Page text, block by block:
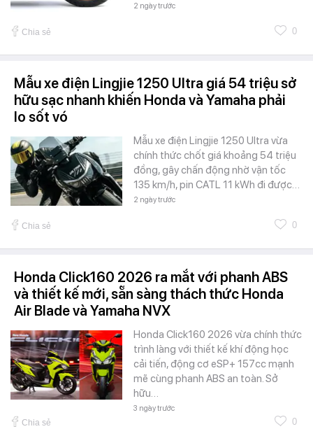
2 ngày trước
Chia sẻ 0
Mẫu xe điện Lingjie 1250 Ultra giá 54 triệu sở
hữu sạc nhanh khiến Honda và Yamaha phải
lo sốt vó
Mẫu xe điện Lingjie 1250 Ultra vừa
chính thức chốt giá khoảng 54 triệu
đồng, gây chấn động nhờ vận tốc
135 km/h, pin CATL 11 kWh đi được…
2 ngày trước
Chia sẻ 0
Honda Click160 2026 ra mắt với phanh ABS
và thiết kế mới, sẵn sàng thách thức Honda
Air Blade và Yamaha NVX
Honda Click160 2026 vừa chính thức
trình làng với thiết kế khí động học
cải tiến, động cơ eSP+ 157cc mạnh
mẽ cùng phanh ABS an toàn. Sở
hữu…
3 ngày trước
Chia sẻ 0